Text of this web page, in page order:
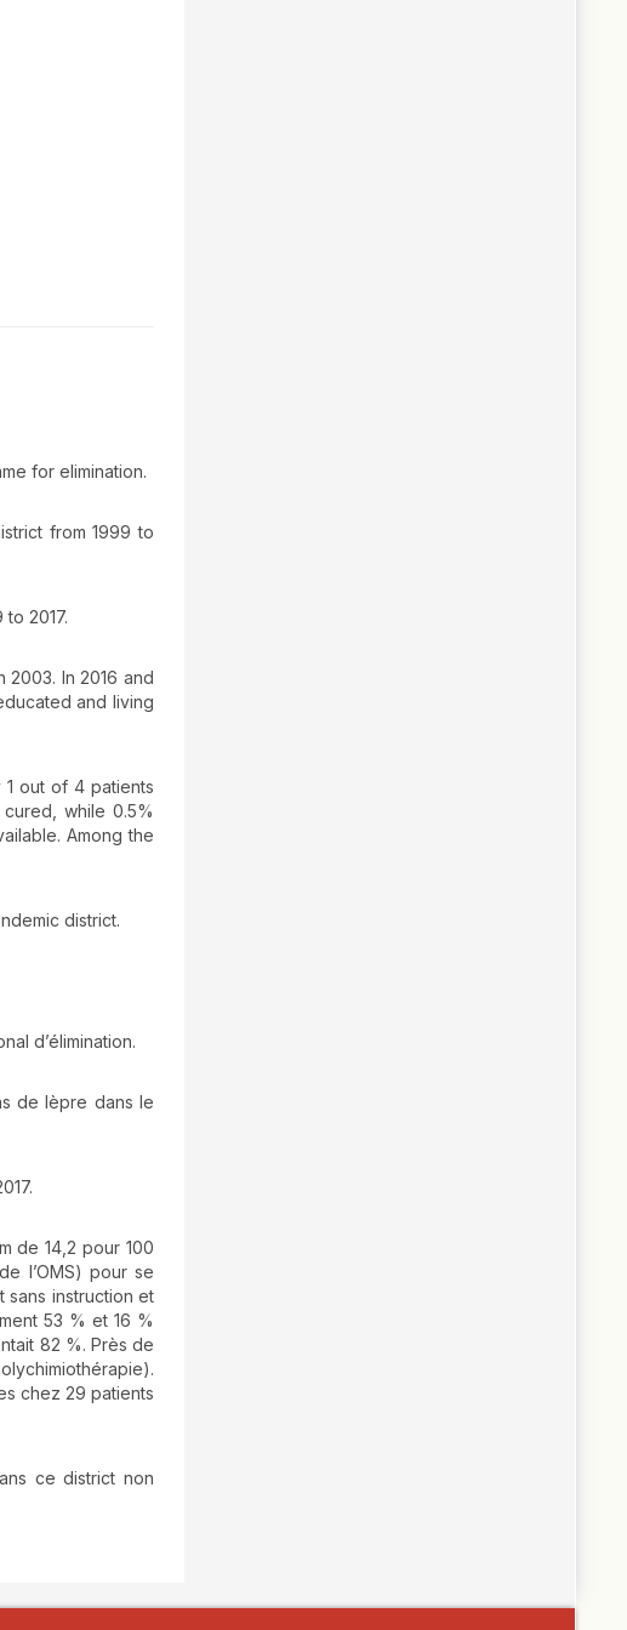
for elimination.
from 1999 to
2017.
In 2016 and
and living
1 out of 4 patients
while 0.5%
Among the
district.
d’élimination.
de lèpre dans le
de 14,2 pour 100
l’OMS) pour se
sans instruction et
53 % et 16 %
82 %. Près de
chez 29 patients
ce district non